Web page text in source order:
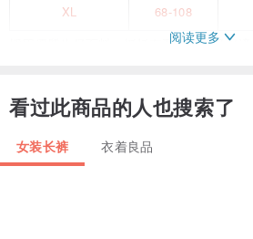
XL 68-108
採用優質牛仔面料，挺括有型，簡單又舒適
深淺色調的拼接設計，打破單調，層次豐富
褲腳的毛邊處理，是點睛之筆，自然隨性
流的氣質。
阅读更多
看过此商品的人也搜索了
女装长裤 衣着良品